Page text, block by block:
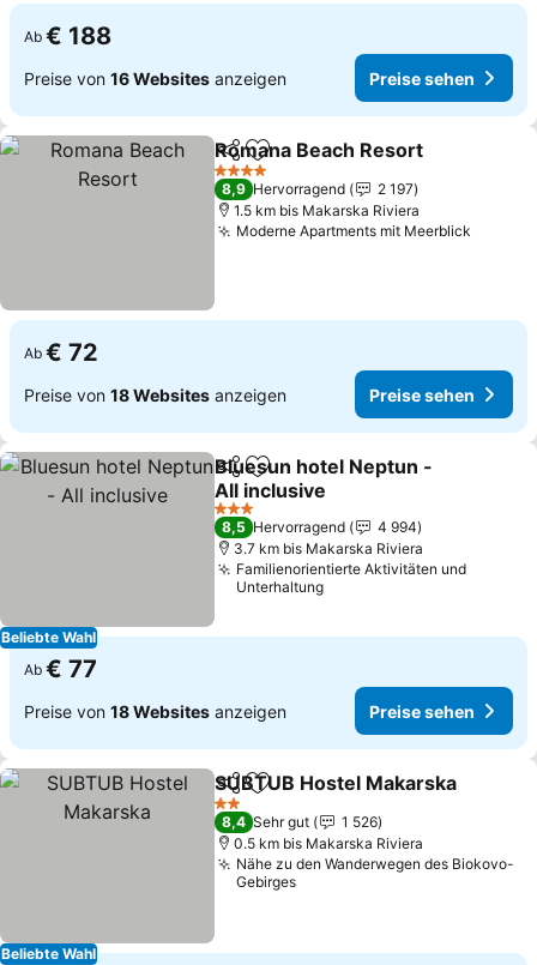
Ab € 188
Preise von 16 Websites anzeigen Preise sehen
TeilenZu Favoriten hinzufügen
Romana Beach Resort
4 Sterne
8,9 Hervorragend
2 197
1.5 km bis Makarska Riviera
Moderne Apartments mit Meerblick
Ab € 72
Preise von 18 Websites anzeigen Preise sehen
Beliebte Wahl
TeilenZu Favoriten hinzufügen
Bluesun hotel Neptun -
All inclusive
3 Sterne
8,5 Hervorragend
4 994
3.7 km bis Makarska Riviera
Familienorientierte Aktivitäten und
Unterhaltung
Ab € 77
Preise von 18 Websites anzeigen Preise sehen
Beliebte Wahl
TeilenZu Favoriten hinzufügen
SUBTUB Hostel Makarska
2 Sterne
8,4 Sehr gut
1 526
0.5 km bis Makarska Riviera
Nähe zu den Wanderwegen des Biokovo-
Gebirges